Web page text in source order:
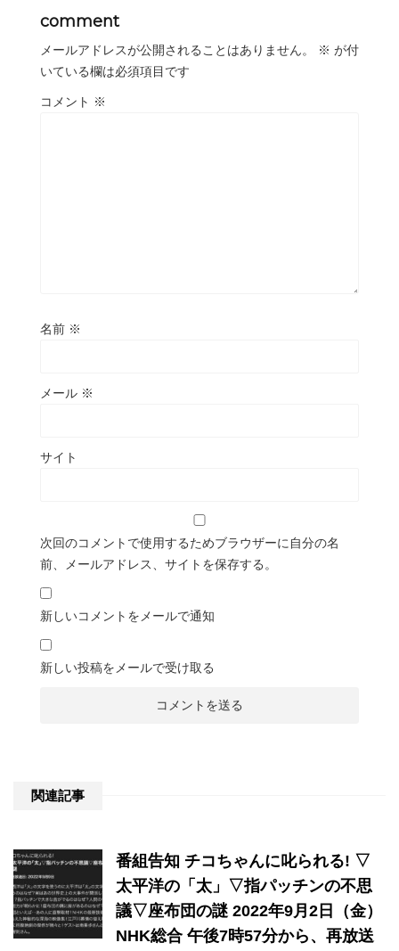
comment
メールアドレスが公開されることはありません。 ※ が付
いている欄は必須項目です
コメント ※
名前 ※
メール ※
サイト
次回のコメントで使用するためブラウザーに自分の名
前、メールアドレス、サイトを保存する。
新しいコメントをメールで通知
新しい投稿をメールで受け取る
関連記事
番組告知 チコちゃんに叱られる! ▽
太平洋の「太」▽指パッチンの不思
議▽座布団の謎 2022年9月2日（金）
NHK総合 午後7時57分から、再放送